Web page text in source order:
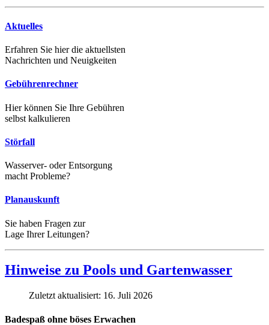
Aktuelles
Erfahren Sie hier die aktuellsten
Nachrichten und Neuigkeiten
Gebührenrechner
Hier können Sie Ihre Gebühren
selbst kalkulieren
Störfall
Wasserver- oder Entsorgung
macht Probleme?
Planauskunft
Sie haben Fragen zur
Lage Ihrer Leitungen?
Hinweise zu Pools und Gartenwasser
Zuletzt aktualisiert: 16. Juli 2026
Badespaß ohne böses Erwachen